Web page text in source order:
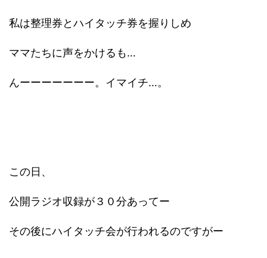
私は整理券とハイタッチ券を握りしめ
ママたちに声をかけるも…
んーーーーーーー。イマイチ…。
この日、
公開ラジオ収録が３０分あってー
その後にハイタッチ会が行われるのですがー